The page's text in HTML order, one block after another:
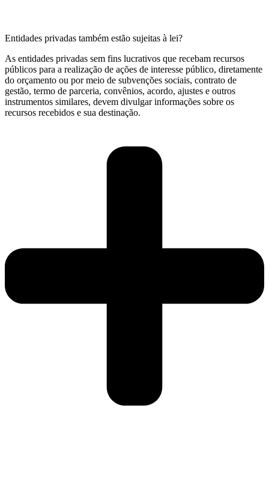
Entidades privadas também estão sujeitas à lei?
As entidades privadas sem fins lucrativos que recebam recursos
públicos para a realização de ações de interesse público, diretamente
do orçamento ou por meio de subvenções sociais, contrato de
gestão, termo de parceria, convênios, acordo, ajustes e outros
instrumentos similares, devem divulgar informações sobre os
recursos recebidos e sua destinação.